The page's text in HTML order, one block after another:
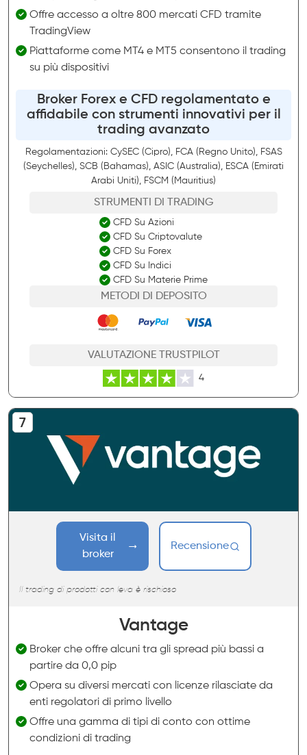
Offre accesso a oltre 800 mercati CFD tramite
TradingView
Piattaforme come MT4 e MT5 consentono il trading
su più dispositivi
Broker Forex e CFD regolamentato e
affidabile con strumenti innovativi per il
trading avanzato
Regolamentazioni: CySEC (Cipro), FCA (Regno Unito), FSAS
(Seychelles), SCB (Bahamas), ASIC (Australia), ESCA (Emirati
Arabi Uniti), FSCM (Mauritius)
STRUMENTI DI TRADING
CFD Su Azioni
CFD Su Criptovalute
CFD Su Forex
CFD Su Indici
CFD Su Materie Prime
METODI DI DEPOSITO
VALUTAZIONE TRUSTPILOT
4
Visita il
broker
Recensione
Il trading di prodotti con leva è rischioso
Vantage
Broker che offre alcuni tra gli spread più bassi a
partire da 0,0 pip
Opera su diversi mercati con licenze rilasciate da
enti regolatori di primo livello
Offre una gamma di tipi di conto con ottime
condizioni di trading